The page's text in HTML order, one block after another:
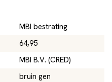
MBI bestrating
64,95
MBI B.V. (CRED)
bruin gen